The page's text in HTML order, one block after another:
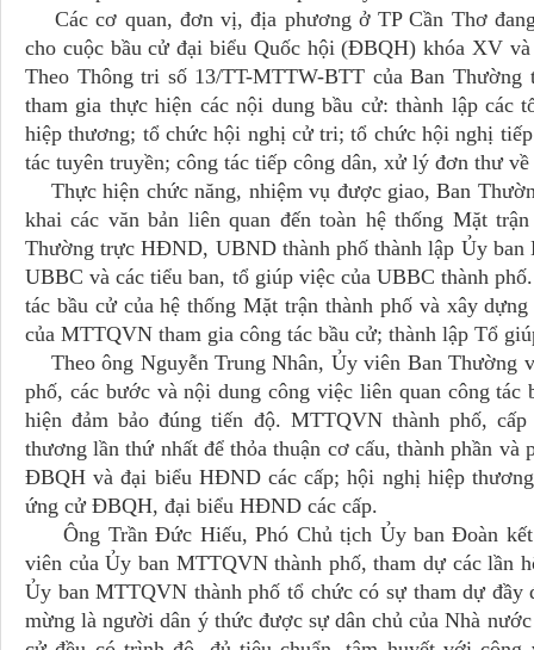
Các cơ quan, đơn vị, địa phương ở TP Cần Thơ
cho cuộc bầu cử đại biểu Quốc hội (ĐBQH) khóa XV
Theo Thông tri số 13/TT-MTTW-BTT của Ban
tham gia thực hiện các nội dung bầu cử: thành lập các
hiệp thương; tổ chức hội nghị cử tri; tổ chức hội nghị
tác tuyên truyền; công tác tiếp công dân, xử lý đơn thư
Thực hiện chức năng, nhiệm vụ được giao, Ban
khai các văn bản liên quan đến toàn hệ thống Mặt
Thường trực HĐND, UBND thành phố thành lập Ủy ban
UBBC và các tiểu ban, tổ giúp việc của UBBC
tác bầu cử của hệ thống Mặt trận thành phố và xây
của MTTQVN tham gia công tác bầu cử; thành lập Tổ
Theo ông Nguyễn Trung Nhân, Ủy viên Ban Thường
phố, các bước và nội dung công việc liên quan công
hiện đảm bảo đúng tiến độ. MTTQVN thành phố,
thương lần thứ nhất để thỏa thuận cơ cấu, thành phần
ĐBQH và đại biểu HĐND các cấp; hội nghị hiệp
ứng cử ĐBQH, đại biểu HĐND các cấp.
Ông Trần Đức Hiếu, Phó Chủ tịch Ủy ban Đoàn kết
viên của Ủy ban MTTQVN thành phố, tham dự các lần
Ủy ban MTTQVN thành phố tổ chức có sự tham dự
mừng là người dân ý thức được sự dân chủ của Nhà